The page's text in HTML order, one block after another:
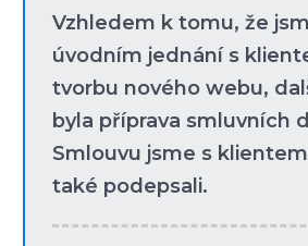
Vzhledem k tomu, že
úvodním jednání s
tvorbu nového webu,
byla příprava smluvních
Smlouvu jsme s
také podepsali.